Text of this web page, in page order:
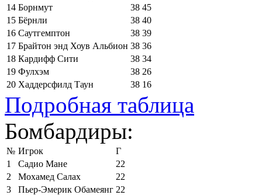
14 Борнмут 38 45
15 Бёрнли 38 40
16 Саутгемптон 38 39
17 Брайтон энд Хоув Альбион 38 36
18 Кардифф Сити 38 34
19 Фулхэм 38 26
20 Хаддерсфилд Таун 38 16
Подробная таблица
Бомбардиры:
№ Игрок
Г
1
Садио Мане
22
2
Мохамед Салах
22
3
Пьер-Эмерик Обамеянг 22